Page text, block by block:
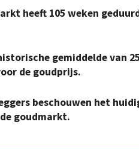
heeft 105 weken
gemiddelde van
de goudprijs.
beschouwen het
goudmarkt.